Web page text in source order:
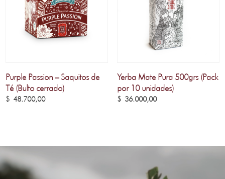
Purple Passion – Saquitos de
Té (Bulto cerrado)
$ 48.700,00
Yerba Mate Pura 500grs (Pack
por 10 unidades)
$36.000,00